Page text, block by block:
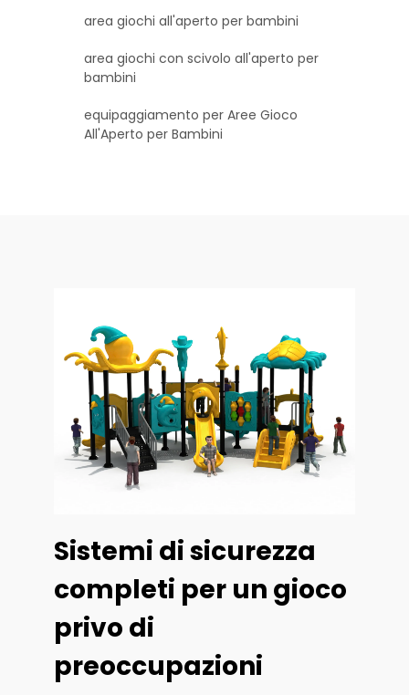
area giochi all'aperto per bambini
area giochi con scivolo all'aperto per
bambini
equipaggiamento per Aree Gioco
All'Aperto per Bambini
Sistemi di sicurezza
completi per un gioco
privo di
preoccupazioni